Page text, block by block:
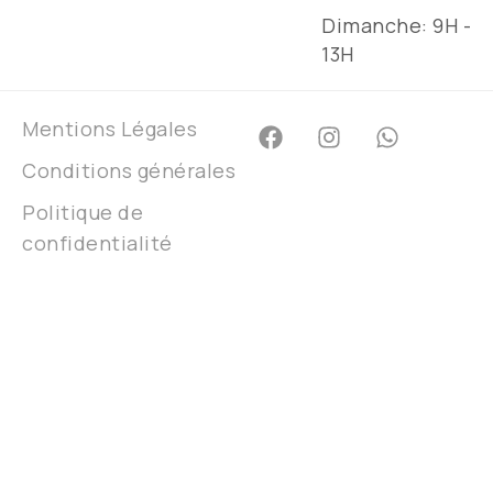
Dimanche: 9H -
13H
Mentions Légales
Conditions générales
Politique de
confidentialité